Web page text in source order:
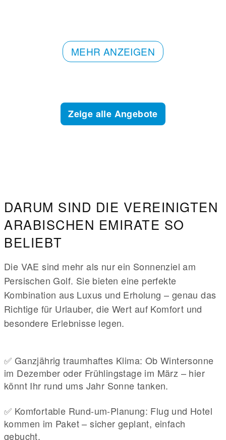
MEHR ANZEIGEN
Zeige alle Angebote
DARUM SIND DIE VEREINIGTEN
ARABISCHEN EMIRATE SO
BELIEBT
Die VAE sind mehr als nur ein Sonnenziel am
Persischen Golf. Sie bieten eine perfekte
Kombination aus Luxus und Erholung – genau das
Richtige für Urlauber, die Wert auf Komfort und
besondere Erlebnisse legen.
✅ Ganzjährig traumhaftes Klima: Ob Wintersonne
im Dezember oder Frühlingstage im März – hier
könnt Ihr rund ums Jahr Sonne tanken.
✅ Komfortable Rund-um-Planung: Flug und Hotel
kommen im Paket – sicher geplant, einfach
gebucht.